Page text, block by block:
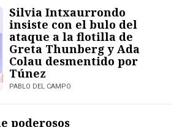
Silvia Intxaurrondo
insiste con el bulo del
ataque a la flotilla de
Greta Thunberg y Ada
Colau desmentido por
Túnez
PABLO DEL CAMPO
poderosos